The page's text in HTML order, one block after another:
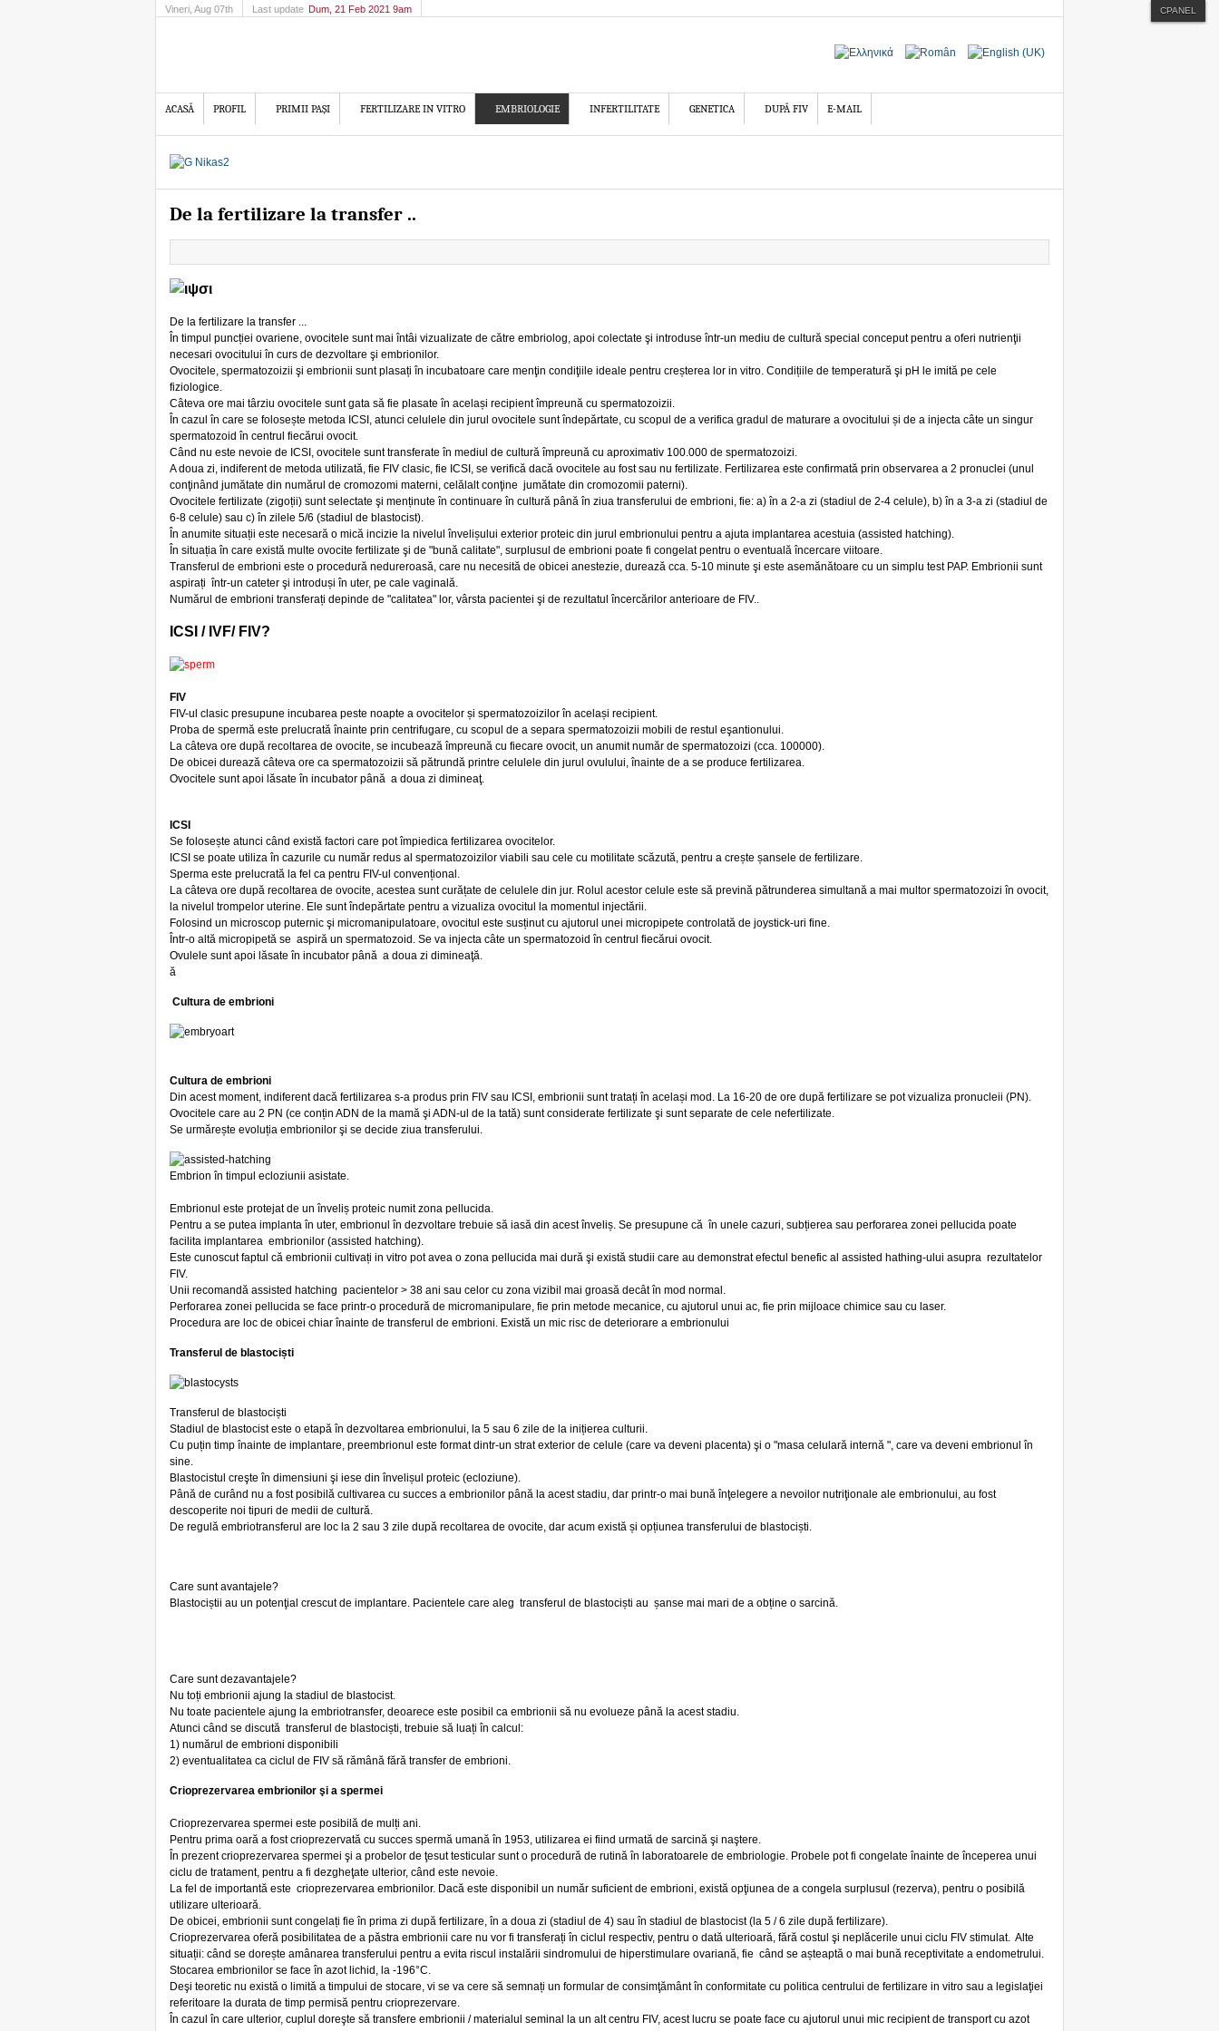
Vineri , Aug 07th Last update Dum, 21 Feb 2021 9am
ACASĂ PROFIL PRIMII PAȘI FERTILIZARE IN VITRO EMBRIOLOGIE INFERTILITATE GENETICA DUPĂ FIV E-MAIL
CPANEL
De la fertilizare la transfer ..
De la fertilizare la transfer ...
În timpul puncției ovariene, ovocitele sunt mai întâi vizualizate de către embriolog, apoi colectate şi introduse într-un mediu de cultură special conceput pentru a oferi nutrienţii
necesari ovocitului în curs de dezvoltare şi embrionilor.
Ovocitele, spermatozoizii şi embrionii sunt plasați în incubatoare care menţin condiţiile ideale pentru creșterea lor in vitro. Condițiile de temperatură şi pH le imită pe cele
fiziologice.
Câteva ore mai târziu ovocitele sunt gata să fie plasate în același recipient împreună cu spermatozoizii.
În cazul în care se folosește metoda ICSI, atunci celulele din jurul ovocitele sunt îndepărtate, cu scopul de a verifica gradul de maturare a ovocitului și de a injecta câte un singur
spermatozoid în centrul fiecărui ovocit.
Când nu este nevoie de ICSI, ovocitele sunt transferate în mediul de cultură împreună cu aproximativ 100.000 de spermatozoizi.
A doua zi, indiferent de metoda utilizată, fie FIV clasic, fie ICSI, se verifică dacă ovocitele au fost sau nu fertilizate. Fertilizarea este confirmată prin observarea a 2 pronuclei (unul
conţinând jumătate din numărul de cromozomi materni, celălalt conţine jumătate din cromozomii paterni).
Ovocitele fertilizate (zigoții) sunt selectate şi menținute în continuare în cultură până în ziua transferului de embrioni, fie: a) în a 2-a zi (stadiul de 2-4 celule), b) în a 3-a zi (stadiul de
6-8 celule) sau c) în zilele 5/6 (stadiul de blastocist).
În anumite situații este necesară o mică incizie la nivelul învelișului exterior proteic din jurul embrionului pentru a ajuta implantarea acestuia (assisted hatching).
În situația în care există multe ovocite fertilizate şi de "bună calitate", surplusul de embrioni poate fi congelat pentru o eventuală încercare viitoare.
Transferul de embrioni este o procedură nedureroasă, care nu necesită de obicei anestezie, durează cca. 5-10 minute şi este asemănătoare cu un simplu test PAP. Embrionii sunt
aspirați într-un cateter şi introduși în uter, pe cale vaginală.
Numărul de embrioni transferați depinde de "calitatea" lor, vârsta pacientei şi de rezultatul încercărilor anterioare de FIV..
ICSI / IVF/ FIV?
FIV
FIV-ul clasic presupune incubarea peste noapte a ovocitelor și spermatozoizilor în același recipient.
Proba de spermă este prelucrată înainte prin centrifugare, cu scopul de a separa spermatozoizii mobili de restul eşantionului.
La câteva ore după recoltarea de ovocite, se incubează împreună cu fiecare ovocit, un anumit număr de spermatozoizi (cca. 100000).
De obicei durează câteva ore ca spermatozoizii să pătrundă printre celulele din jurul ovulului, înainte de a se produce fertilizarea.
Ovocitele sunt apoi lăsate în incubator până a doua zi dimineaţ.
ICSI
Se folosește atunci când există factori care pot împiedica fertilizarea ovocitelor.
ICSI se poate utiliza în cazurile cu număr redus al spermatozoizilor viabili sau cele cu motilitate scăzută, pentru a crește șansele de fertilizare.
Sperma este prelucrată la fel ca pentru FIV-ul convențional.
La câteva ore după recoltarea de ovocite, acestea sunt curățate de celulele din jur. Rolul acestor celule este să prevină pătrunderea simultană a mai multor spermatozoizi în ovocit,
la nivelul trompelor uterine. Ele sunt îndepărtate pentru a vizualiza ovocitul la momentul injectării.
Folosind un microscop puternic şi micromanipulatoare, ovocitul este susținut cu ajutorul unei micropipete controlată de joystick-uri fine.
Într-o altă micropipetă se aspiră un spermatozoid. Se va injecta câte un spermatozoid în centrul fiecărui ovocit.
Ovulele sunt apoi lăsate în incubator până a doua zi dimineaţă.
ă
Cultura de embrioni
Cultura de embrioni
Din acest moment, indiferent dacă fertilizarea s-a produs prin FIV sau ICSI, embrionii sunt tratați în același mod. La 16-20 de ore după fertilizare se pot vizualiza pronucleii (PN).
Ovocitele care au 2 PN (ce conțin ADN de la mamă şi ADN-ul de la tată) sunt considerate fertilizate şi sunt separate de cele nefertilizate.
Se urmărește evoluția embrionilor şi se decide ziua transferului.
Embrion în timpul ecloziunii asistate.
Embrionul este protejat de un înveliș proteic numit zona pellucida.
Pentru a se putea implanta în uter, embrionul în dezvoltare trebuie să iasă din acest înveliș. Se presupune că în unele cazuri, subțierea sau perforarea zonei pellucida poate
facilita implantarea embrionilor (assisted hatching).
Este cunoscut faptul că embrionii cultivați in vitro pot avea o zona pellucida mai dură şi există studii care au demonstrat efectul benefic al assisted hathing-ului asupra rezultatelor
FIV.
Unii recomandă assisted hatching pacientelor > 38 ani sau celor cu zona vizibil mai groasă decât în mod normal.
Perforarea zonei pellucida se face printr-o procedură de micromanipulare, fie prin metode mecanice, cu ajutorul unui ac, fie prin mijloace chimice sau cu laser.
Procedura are loc de obicei chiar înainte de transferul de embrioni. Există un mic risc de deteriorare a embrionului
Transferul de blastociști
Transferul de blastociști
Stadiul de blastocist este o etapă în dezvoltarea embrionului, la 5 sau 6 zile de la inițierea culturii.
Cu puțin timp înainte de implantare, preembrionul este format dintr-un strat exterior de celule (care va deveni placenta) şi o "masa celulară internă ", care va deveni embrionul în
sine.
Blastocistul creşte în dimensiuni şi iese din învelișul proteic (ecloziune).
Până de curând nu a fost posibilă cultivarea cu succes a embrionilor până la acest stadiu, dar printr-o mai bună înţelegere a nevoilor nutriţionale ale embrionului, au fost
descoperite noi tipuri de medii de cultură.
De regulă embriotransferul are loc la 2 sau 3 zile după recoltarea de ovocite, dar acum există și opțiunea transferului de blastociști.
Care sunt avantajele?
Blastociștii au un potenţial crescut de implantare. Pacientele care aleg transferul de blastociști au șanse mai mari de a obține o sarcină.
Care sunt dezavantajele?
Nu toți embrionii ajung la stadiul de blastocist.
Nu toate pacientele ajung la embriotransfer, deoarece este posibil ca embrionii să nu evolueze până la acest stadiu.
Atunci când se discută transferul de blastociști, trebuie să luați în calcul:
1) numărul de embrioni disponibili
2) eventualitatea ca ciclul de FIV să rămână fără transfer de embrioni.
Crioprezervarea embrionilor şi a spermei
Crioprezervarea spermei este posibilă de mulți ani.
Pentru prima oară a fost crioprezervată cu succes spermă umană în 1953, utilizarea ei fiind urmată de sarcină şi naştere.
În prezent crioprezervarea spermei şi a probelor de ţesut testicular sunt o procedură de rutină în laboratoarele de embriologie. Probele pot fi congelate înainte de începerea unui
ciclu de tratament, pentru a fi dezgheţate ulterior, când este nevoie.
La fel de importantă este crioprezervarea embrionilor. Dacă este disponibil un număr suficient de embrioni, există opţiunea de a congela surplusul (rezerva), pentru o posibilă
utilizare ulterioară.
De obicei, embrionii sunt congelați fie în prima zi după fertilizare, în a doua zi (stadiul de 4) sau în stadiul de blastocist (la 5 / 6 zile după fertilizare).
Crioprezervarea oferă posibilitatea de a păstra embrionii care nu vor fi transferați în ciclul respectiv, pentru o dată ulterioară, fără costul şi neplăcerile unui ciclu FIV stimulat. Alte
situații: când se dorește amânarea transferului pentru a evita riscul instalării sindromului de hiperstimulare ovariană, fie când se așteaptă o mai bună receptivitate a endometrului.
Stocarea embrionilor se face în azot lichid, la -196°C.
Deşi teoretic nu există o limită a timpului de stocare, vi se va cere să semnați un formular de consimţământ în conformitate cu politica centrului de fertilizare in vitro sau a legislaţiei
referitoare la durata de timp permisă pentru crioprezervare.
În cazul în care ulterior, cuplul doreşte să transfere embrionii / materialul seminal la un alt centru FIV, acest lucru se poate face cu ajutorul unui mic recipient de transport cu azot